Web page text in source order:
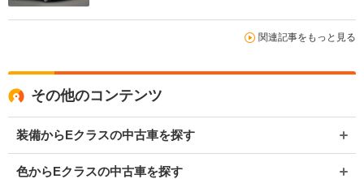
関連記事をもっと見る
その他のコンテンツ
装備からEクラスの中古車を探す
色からEクラスの中古車を探す